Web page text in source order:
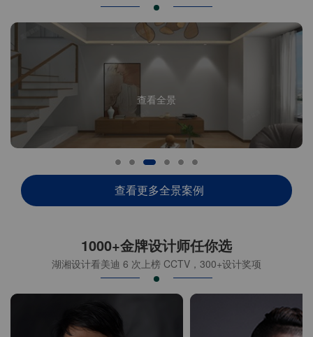
查看全景
查看更多全景案例
1000+金牌设计师任你选
湖湘设计看美迪 6 次上榜 CCTV，300+设计奖项